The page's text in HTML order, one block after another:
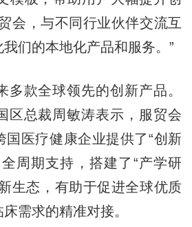
会，与不同行业伙伴交流互
们的本地化产品和服务。”
款全球领先的创新产品。
区总裁周敏涛表示，服贸会
国医疗健康企业提供了“创新
周期支持，搭建了“产学研
生态，有助于促进全球优质
需求的精准对接。